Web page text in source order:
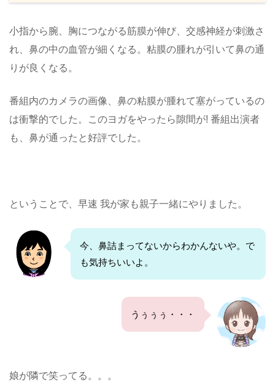
小指から腕、胸につながる筋膜が伸び、交感神経が刺激さ
れ、鼻の中の血管が細くなる。粘膜の腫れが引いて鼻の通
りが良くなる。
番組内のカメラの画像、鼻の粘膜が腫れて塞がっているの
は衝撃的でした。このヨガをやったら隙間が! 番組出演者
も、鼻が通ったと好評でした。
ということで、早速 我が家も親子一緒にやりました。
今、鼻詰まってないからわかんないや。で
も気持ちいいよ。
うぅぅぅ・・・
娘が隣で笑ってる。。。